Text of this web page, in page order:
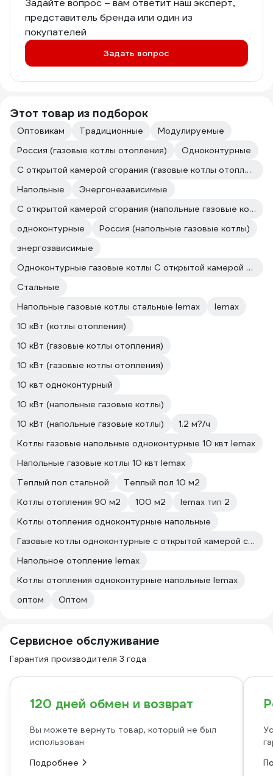
изначально одинаковой мощности в
16кВт. 1. Рубашка отопления котла у
Иртыша больше.. воду я с него сливал
намного дольше, чем с Престижа; 2.
Массагабаритные показатели котла
Иртыш больше, по мне металл
большей толщины проходит дольше; 3.
работает, меньше расход газа,
быстрее набирает температуру при
том, что, повторюсь, рубашка больше!
никто не скажет менять через 5-10
лет..
Котел был установлен осенью 23г. в
работе с осени 23г.
Задайте вопрос – вам ответит наш эксперт,
представитель бренда или один из
покупателей
Задать вопрос
Этот товар из подборок
Оптовикам Традиционные
Модулируемые
Россия (газовые котлы отопления)
Одноконтурные
С открытой камерой сгорания (газовые котлы отопления)
Напольные
Энергонезависимые
С открытой камерой сгорания (напольные газовые котлы)
одноконтурные
Россия (напольные газовые котлы)
энергозависимые
Одноконтурные газовые котлы С открытой камерой сгорания
Стальные
Напольные газовые котлы стальные lemax
lemax
10 кВт (котлы отопления)
10 кВт (газовые котлы отопления)
10 кВт (газовые котлы отопления)
10 квт одноконтурный
10 кВт (напольные газовые котлы)
10 кВт (напольные газовые котлы)
1.2 м?/ч
Котлы газовые напольные одноконтурные 10 квт lemax
Напольные газовые котлы 10 квт lemax
Теплый пол стальной
Теплый пол 10 м2
Котлы отопления 90 м2
100 м2
lemax тип 2
Котлы отопления одноконтурные напольные
Газовые котлы одноконтурные с открытой камерой сгорания
Напольное отопление lemax
Котлы отопления одноконтурные напольные lemax
оптом
Оптом
Сервисное обслуживание
Гарантия производителя 3 года
120 дней обмен и возврат
Вы можете вернуть товар, который не был
использован
Подробнее